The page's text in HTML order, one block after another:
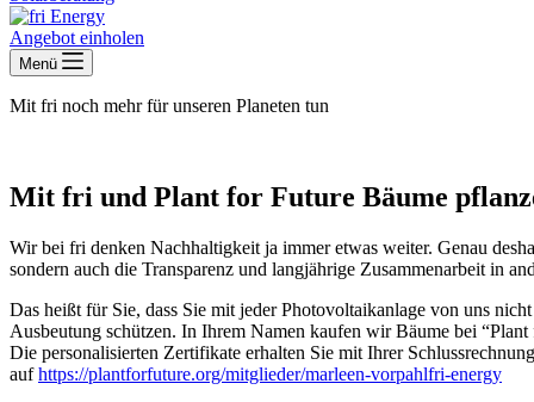
Angebot einholen
Menü
Mit fri noch mehr für unseren Planeten tun
Mit fri und Plant for Future Bäume
Wir bei fri denken Nachhaltigkeit ja immer etwas weiter. Genau
sondern auch die Transparenz und langjährige Zusammenarbeit in
Das heißt für Sie, dass Sie mit jeder Photovoltaikanlage von uns
Ausbeutung schützen. In Ihrem Namen kaufen wir Bäume bei
Die personalisierten Zertifikate erhalten Sie mit Ihrer
aufhttps://plantforfuture.org/mitglieder/marleen-vorpahlfri-energy